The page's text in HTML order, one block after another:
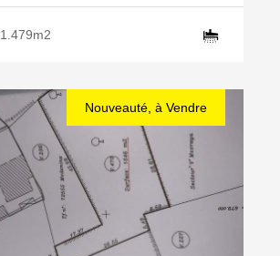
1.479m2
Nouveauté, à Vendre